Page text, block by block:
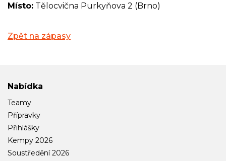
Místo: Tělocvična Purkyňova 2 (Brno)
Zpět na zápasy
Nabídka
Teamy
Přípravky
Přihlášky
Kempy 2026
Soustředění 2026